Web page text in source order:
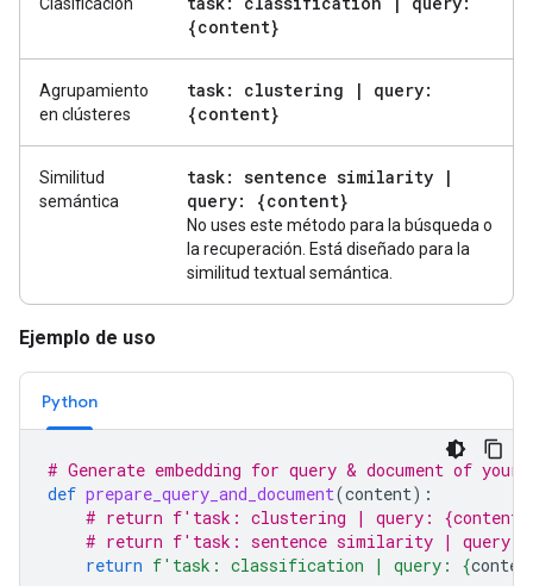
{content}
Agrupamiento
en clústeres
task: clustering |
query:
{content}
Similitud
semántica
task: sentence similarity
|
query: {content}
No uses este método para la búsqueda o
la recuperación. Está diseñado para la
similitud textual semántica.
Ejemplo de uso
Python
# Generate embedding for query & document of your
def prepare_query_and_document(content):
# return f'task: clustering | query:
# return f'task: sentence similarity | query:
return f'task: classification | query: {